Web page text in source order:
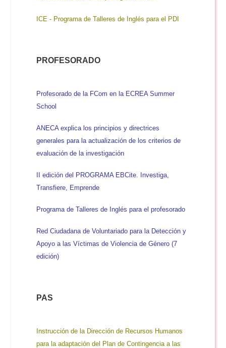
ICE - Programa de Talleres de Inglés para el PDI
PROFESORADO
Profesorado de la FCom en la ECREA Summer
School
ANECA explica los principios y directrices
generales para la actualización de los criterios de
evaluación de la investigación
II edición del PROGRAMA EBCite. Investiga,
Transfiere, Emprende
Programa de Talleres de Inglés para el profesorado
Red Ciudadana de Voluntariado para la Detección y
Apoyo a las Víctimas de Violencia de Género (7
edición)
PAS
Instrucción de la Dirección de Recursos Humanos
para la adaptación del Plan de Contingencia a las